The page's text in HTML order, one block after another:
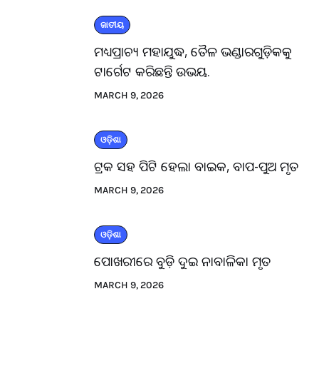
ଜାତୀୟ
ମଧ୍ୟପ୍ରାଚ୍ୟ ମହାଯୁଦ୍ଧ, ତୈଳ ଭଣ୍ଡାରଗୁଡ଼ିକକୁ
ଟାର୍ଗେଟ କରିଛନ୍ତି ଉଭୟ.
MARCH 9, 2026
ଓଡ଼ିଶା
ଟ୍ରକ ସହ ପିଟି ହେଲା ବାଇକ, ବାପ-ପୁଅ ମୃତ
MARCH 9, 2026
ଓଡ଼ିଶା
ପୋଖରୀରେ ବୁଡ଼ି ଦୁଇ ନାବାଳିକା ମୃତ
MARCH 9, 2026